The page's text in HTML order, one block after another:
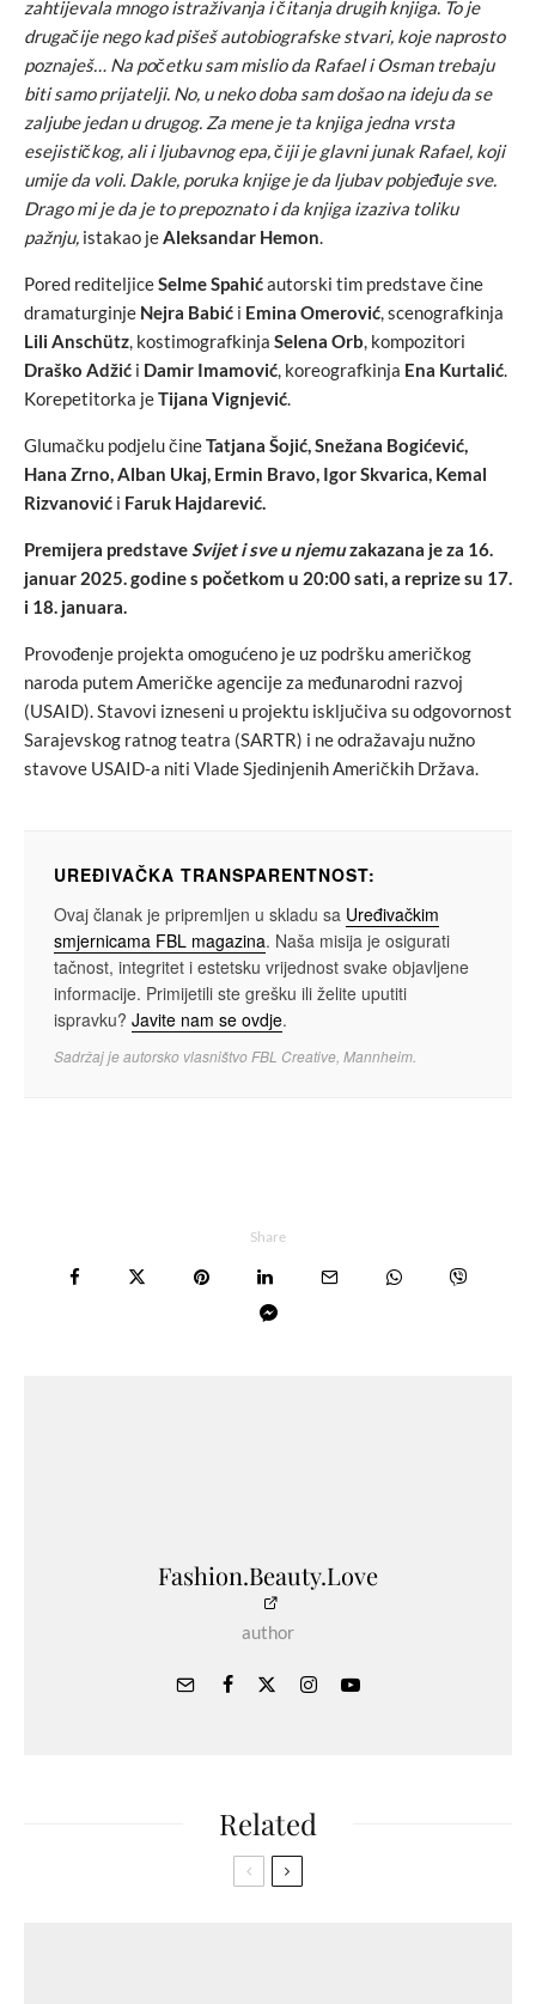
zahtijevala mnogo istraživanja i čitanja drugih knjiga. To je
drugačije nego kad pišeš autobiografske stvari, koje naprosto
poznaješ… Na početku sam mislio da Rafael i Osman trebaju
biti samo prijatelji. No, u neko doba sam došao na ideju da se
zaljube jedan u drugog. Za mene je ta knjiga jedna vrsta
esejističkog, ali i ljubavnog epa, čiji je glavni junak Rafael, koji
umije da voli. Dakle, poruka knjige je da ljubav pobjeđuje sve.
Drago mi je da je to prepoznato i da knjiga izaziva toliku
pažnju, istakao jeAleksandar Hemon.
Pored rediteljiceSelme Spahićautorski tim predstave čine
dramaturginje Nejra Babić i Emina Omerović, scenografkinja
Lili Anschütz, kostimografkinja Selena Orb, kompozitori
Draško Adžić i Damir Imamović, koreografkinja Ena Kurtalić.
Korepetitorka jeTijana Vignjević.
Glumačku podjelu čineTatjana Šojić, Snežana Bogićević,
Hana Zrno, Alban Ukaj, Ermin Bravo, Igor Skvarica, Kemal
Rizvanović i Faruk Hajdarević.
Premijera predstaveSvijet i sve u njemuzakazana je za 16.
januar 2025. godine s početkom u 20:00 sati, a reprize su 17.
i 18. januara.
Provođenje projekta omogućeno je uz podršku američkog
naroda putem Američke agencije za međunarodni razvoj
(USAID). Stavovi izneseni u projektu isključiva su odgovornost
Sarajevskog ratnog teatra (SARTR) i ne odražavaju nužno
stavove USAID-a niti Vlade Sjedinjenih Američkih Država.
UREĐIVAČKA TRANSPARENTNOST:
Ovaj članak je pripremljen u skladu sa Uređivačkim
smjernicama FBL magazina. Naša misija je osigurati
tačnost, integritet i estetsku vrijednost svake objavljene
informacije. Primijetili ste grešku ili želite uputiti
ispravku? Javite nam se ovdje.
Sadržaj je autorsko vlasništvo FBL Creative, Mannheim.
Share
Fashion.Beauty.Love
author
Related